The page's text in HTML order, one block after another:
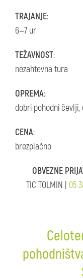
TRAJANJE:
6—7 ur
TEŽAVNOST:
nezahtevna tura
OPREMA:
dobri pohodni
CENA:
brezplačno
OBVEZNE
TIC TOLMIN | 05